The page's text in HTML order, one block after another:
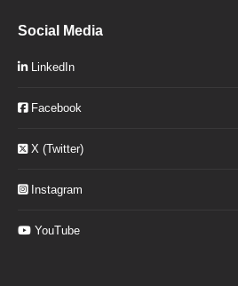
Social Media
LinkedIn
Facebook
X (Twitter)
Instagram
YouTube